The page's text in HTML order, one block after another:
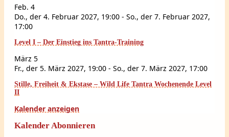
Feb. 4
Do., der 4. Februar 2027, 19:00 - So., der 7. Februar 2027,
17:00
Level I – Der Einstieg ins Tantra-Training
März 5
Fr., der 5. März 2027, 19:00 - So., der 7. März 2027, 17:00
Stille, Freiheit & Ekstase – Wild Life Tantra Wochenende Level
II
Kalender anzeigen
Kalender Abonnieren